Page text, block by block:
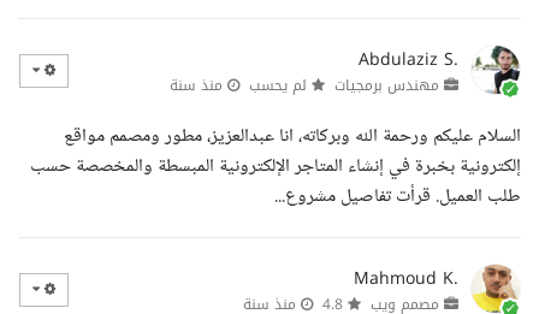
Abdulaziz S.
مهندس برمجيات لم يحسب منذ سنة
السلام عليكم ورحمة الله وبركاته، انا عبدالعزيز، مطور ومصمم مواقع
إلكترونية بخبرة في إنشاء المتاجر الإلكترونية المبسطة والمخصصة حسب
طلب العميل. قرأت تفاصيل مشروع...
Mahmoud K.
مصمم ويب منذ سنة